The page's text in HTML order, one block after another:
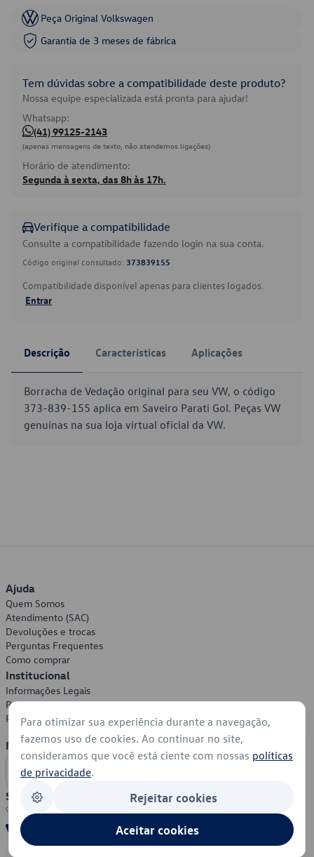
Peça Original Volkswagen
Garantia de 3 meses de fábrica
Tem dúvidas sobre a compatibilidade deste produto?
Nossa equipe especializada está pronta para ajudar!
Whatsapp:
(41) 99125-2143
(apenas mensagens de texto, não atendemos ligações)
Horário de atendimento:
Segunda à sexta, das 8h às 17h.
Verifique a compatibilidade
Consulte a compatibilidade fazendo login na sua conta.
Código original consultado: 373839155
Compatibilidade disponível apenas para clientes logados.
Entrar
Descrição Características Aplicações
Borracha de Vedação original para seu VW, o código
373-839-155 aplica em Saveiro Parati Gol. Peças VW
genuínas na sua loja virtual oficial da VW.
Ajuda
Quem Somos
Atendimento (SAC)
Devoluções e trocas
Perguntas Frequentes
Como comprar
Institucional
Informações Legais
Política de Privacidade
Política de Cookies
Formas de Pagamento
Segurança
Para otimizar sua experiência durante a navegação,
fazemos uso de cookies. Ao continuar no site,
consideramos que você está ciente com nossas políticas
de privacidade.
Rejeitar cookies
Aceitar cookies